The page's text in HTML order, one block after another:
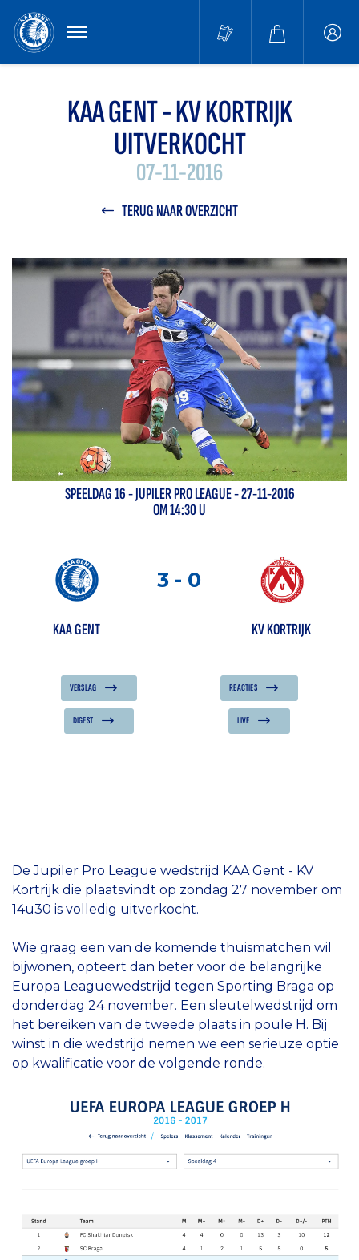
MENU
KAA GENT - KV KORTRIJK
UITVERKOCHT
07-11-2016
TERUG NAAR OVERZICHT
SPEELDAG16-JUPILER PRO LEAGUE- 27-11-2016
OM 14:30 U
3 - 0
KAA GENT KV KORTRIJK
VERSLAG REACTIES
DIGEST LIVE
De Jupiler Pro League wedstrijd KAA Gent - KV
Kortrijk die plaatsvindt op zondag 27 november om
14u30 is volledig uitverkocht.
Wie graag een van de komende thuismatchen wil
bijwonen, opteert dan beter voor de belangrijke
Europa Leaguewedstrijd tegen Sporting Braga op
donderdag 24 november. Een sleutelwedstrijd om
het bereiken van de tweede plaats in poule H. Bij
winst in die wedstrijd nemen we een serieuze optie
op kwalificatie voor de volgende ronde.